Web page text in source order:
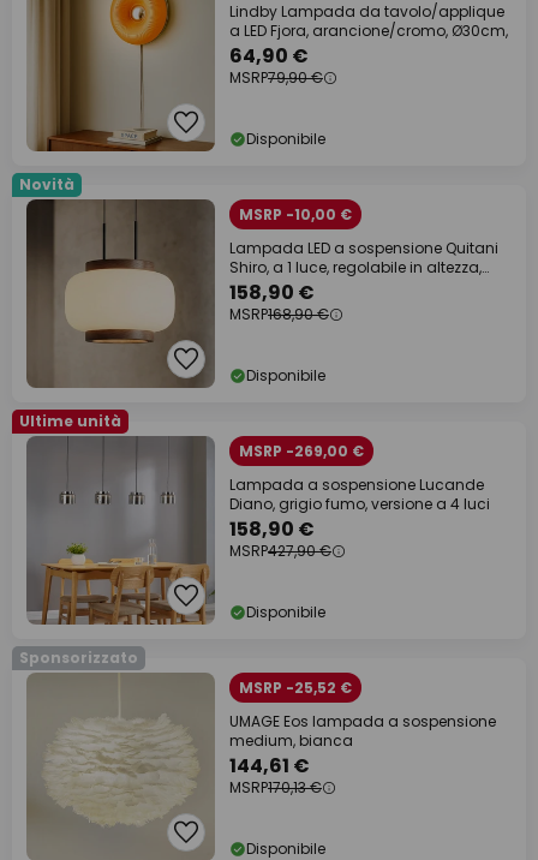
Lindby Lampada da tavolo/applique
a LED Fjora, arancione/cromo, Ø30cm,
64,90 €
MSRP79,90 €
Disponibile
Novità
MSRP -10,00 €
Lampada LED a sospensione Quitani
Shiro, a 1 luce, regolabile in altezza,
vetro
158,90 €
MSRP168,90 €
Disponibile
Ultime unità
MSRP -269,00 €
Lampada a sospensione Lucande
Diano, grigio fumo, versione a 4 luci
158,90 €
MSRP427,90 €
Disponibile
Sponsorizzato
MSRP -25,52 €
UMAGE Eos lampada a sospensione
medium, bianca
144,61 €
MSRP170,13 €
Disponibile